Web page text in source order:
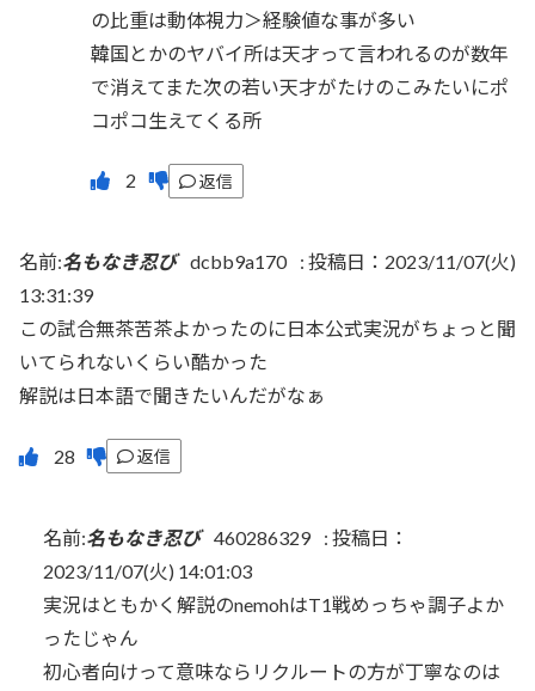
の比重は動体視力＞経験値な事が多い
韓国とかのヤバイ所は天才って言われるのが数年
で消えてまた次の若い天才がたけのこみたいにポ
コポコ生えてくる所
返信
名前:名もなき忍び dcbb9a170 : 投稿日：2023/11/07(火)
13:31:39
この試合無茶苦茶よかったのに日本公式実況がちょっと聞
いてられないくらい酷かった
解説は日本語で聞きたいんだがなぁ
返信
名前:名もなき忍び 460286329 : 投稿日：
2023/11/07(火) 14:01:03
実況はともかく解説のnemohはT1戦めっちゃ調子よか
ったじゃん
初心者向けって意味ならリクルートの方が丁寧なのは